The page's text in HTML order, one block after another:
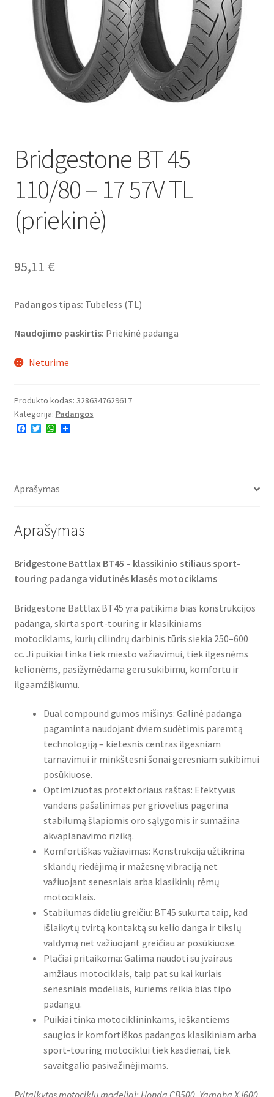
Bridgestone BT 45
110/80 – 17 57V TL
(priekinė)
95,11 €
Padangos tipas: Tubeless (TL)
Naudojimo paskirtis: Priekinė padanga
Neturime
Produkto kodas: 3286347629617
Kategorija: Padangos
F
o
T
r
W
p
Aprašymas
Aprašymas
Bridgestone Battlax BT45 – klassikinio stiliaus sport-
touring padanga vidutinės klasės motociklams
Bridgestone Battlax BT45 yra patikima bias konstrukcijos
padanga, skirta sport-touring ir klasikiniams
motociklams, kurių cilindrų darbinis tūris siekia 250–600
cc. Ji puikiai tinka tiek miesto važiavimui, tiek ilgesnėms
kelionėms, pasižymėdama geru sukibimu, komfortu ir
ilgaamžiškumu.
Dual compound gumos mišinys: Galinė padanga
pagaminta naudojant dviem sudėtimis paremtą
technologiją – kietesnis centras ilgesniam
tarnavimui ir minkštesni šonai geresniam sukibimui
posūkiuose.
Optimizuotas protektoriaus raštas: Efektyvus
vandens pašalinimas per griovelius pagerina
stabilumą šlapiomis oro sąlygomis ir sumažina
akvaplanavimo riziką.
Komfortiškas važiavimas: Konstrukcija užtikrina
sklandų riedėjimą ir mažesnę vibraciją net
važiuojant senesniais arba klasikinių rėmų
motociklais.
Stabilumas dideliu greičiu: BT45 sukurta taip, kad
išlaikytų tvirtą kontaktą su kelio danga ir tikslų
valdymą net važiuojant greičiau ar posūkiuose.
Plačiai pritaikoma: Galima naudoti su įvairaus
amžiaus motociklais, taip pat su kai kuriais
senesniais modeliais, kuriems reikia bias tipo
padangų.
Puikiai tinka motociklininkams, ieškantiems
saugios ir komfortiškos padangos klasikiniam arba
sport-touring motociklui tiek kasdienai, tiek
savaitgalio pasivažinėjimams.
Pritaikytos motociklų modeliai: Honda CB500, Yamaha XJ600